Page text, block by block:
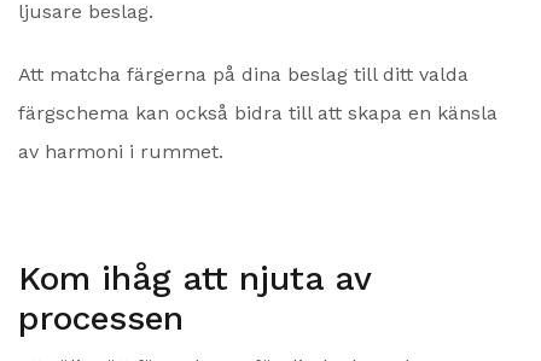
ljusare beslag.
Att matcha färgerna på dina beslag till ditt valda
färgschema kan också bidra till att skapa en känsla
av harmoni i rummet.
Kom ihåg att njuta av
processen